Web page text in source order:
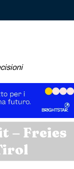
– Freies